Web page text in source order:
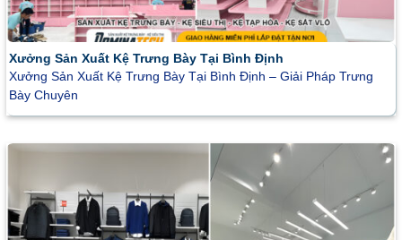
Xưởng Sản Xuất Kệ Trưng Bày Tại Bình Định
Xưởng Sản Xuất Kệ Trưng Bày Tại Bình Định – Giải Pháp Trưng
Bày Chuyên